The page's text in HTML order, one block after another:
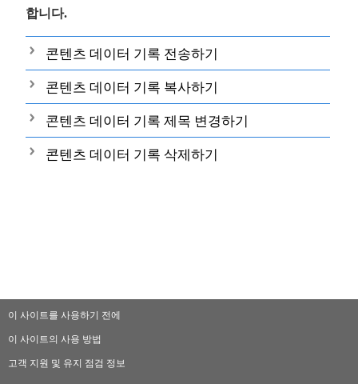
합니다.
콘텐츠 데이터 기록 전송하기
콘텐츠 데이터 기록 복사하기
콘텐츠 데이터 기록 제목 변경하기
콘텐츠 데이터 기록 삭제하기
이 사이트를 사용하기 전에
이 사이트의 사용 방법
고객 지원 및 유지 점검 정보